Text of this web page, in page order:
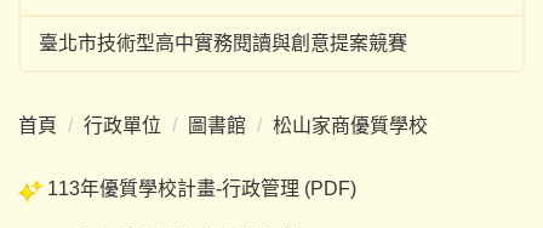
臺北市技術型高中實務閱讀與創意提案競賽
首頁 行政單位 圖書館 松山家商優質學校
113年優質學校計畫-行政管理 (PDF)